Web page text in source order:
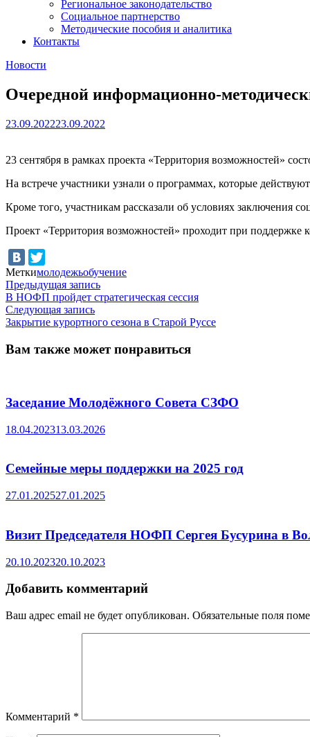
Региональное законодательство
Социальное партнерство
Методические пособия и аналитика
Контакты
Новости
Очередной информационно-
23.09.202223.09.2022
23 сентября в рамках проекта «Территория возможностей»
На встрече участники узнали о программах, которые
Кроме того, участникам рассказали об условиях заключения
Проект «Территория возможностей» проходит при поддержке
Меткимолодежьобучение
Навигация
по
записям
Предыдущая записьПредыдущая
запись:
В НОФП пройдет стратегическая сессия
Следующая записьСледующая
запись:
Закрытие курортного сезона в Старой Руссе
Вам также может понравиться
Заседание Молодёжного Совета СЗФО
18.04.202313.03.2026
Семейные меры поддержки на 2025 год
27.01.202527.01.2025
Визит Председателя НОФП Сергея Бусурина в
20.10.202320.10.2023
Добавить комментарий
Ваш адрес email не будет опубликован. Обязательные поля
Комментарий *